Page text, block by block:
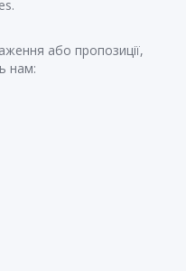
або пропозиції,
нам: